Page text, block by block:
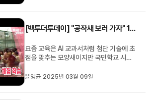
대구시립중앙도서관으로 바뀌었습니다.오
서관은 방학이면 학생들이 줄을 ...
[백투더투데이] "공작새 보러 가자" 1980년~90년대 대구 초등학교 체험 학습
요즘 교육은 AI 교과서처럼 첨단 기술에 초
점을 맞추는 모양새이지만 국민학교 시절
았습니다. 좀 더 자연을 가깝게 느끼기 위해
할 수 있는 장소를 꾸몄습니다. 일부 학교에
윤영균 2025년 03월 09일